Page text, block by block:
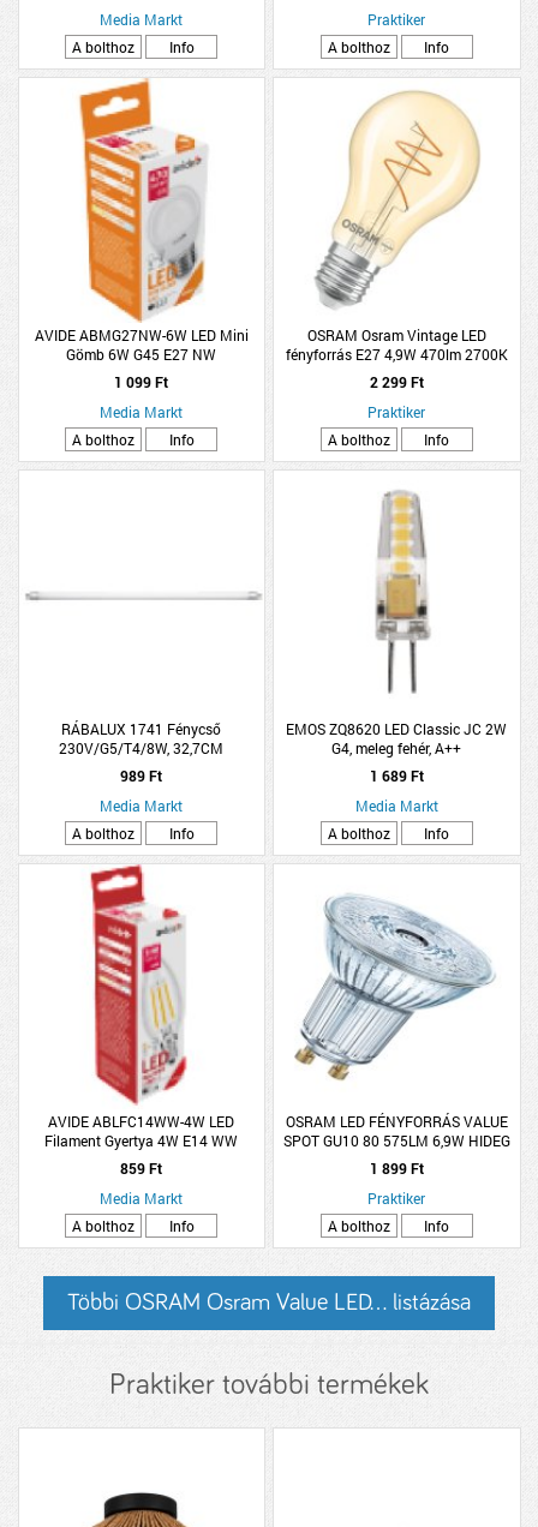
Media Markt
A bolthoz
Info
Praktiker
A bolthoz
Info
AVIDE ABMG27NW-6W LED Mini
Gömb 6W G45 E27 NW
1 099 Ft
Media Markt
A bolthoz
Info
OSRAM Osram Vintage LED
fényforrás E27 4,9W 470lm 2700K
kisgömb melegfehér dimmelhető
arany
2 299 Ft
Praktiker
A bolthoz
Info
RÁBALUX 1741 Fénycső
230V/G5/T4/8W, 32,7CM
989 Ft
Media Markt
A bolthoz
Info
EMOS ZQ8620 LED Classic JC 2W
G4, meleg fehér, A++
1 689 Ft
Media Markt
A bolthoz
Info
AVIDE ABLFC14WW-4W LED
Filament Gyertya 4W E14 WW
859 Ft
Media Markt
A bolthoz
Info
OSRAM LED FÉNYFORRÁS VALUE
SPOT GU10 80 575LM 6,9W HIDEG
60° ÜVEG
1 899 Ft
Praktiker
A bolthoz
Info
Többi OSRAM Osram Value LED... listázása
Praktiker további termékek